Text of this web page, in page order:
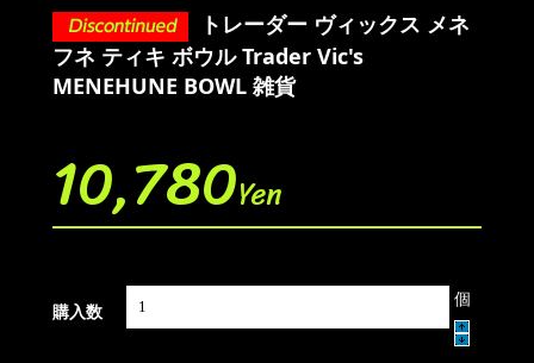
トレーダー ヴィックス メネ
フネ ティキ ボウル Trader Vic's
MENEHUNE BOWL 雑貨
10,780Yen
購入数
個